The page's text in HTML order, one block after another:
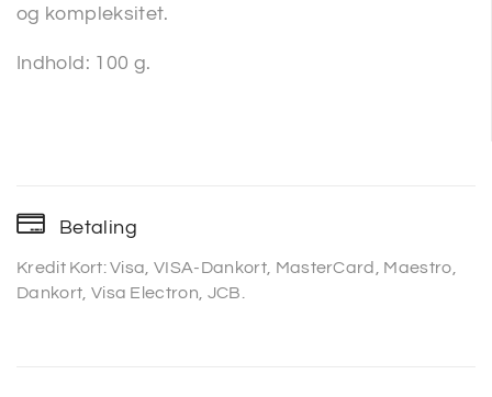
og kompleksitet.
Indhold: 100 g.
Betaling
Kredit Kort: Visa, VISA-Dankort, MasterCard, Maestro,
Dankort, Visa Electron, JCB.